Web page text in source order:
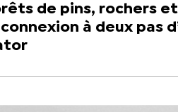
de pins, rochers et
à deux pas